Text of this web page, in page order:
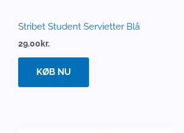
Stribet Student Servietter Blå
29.00kr.
KØB NU